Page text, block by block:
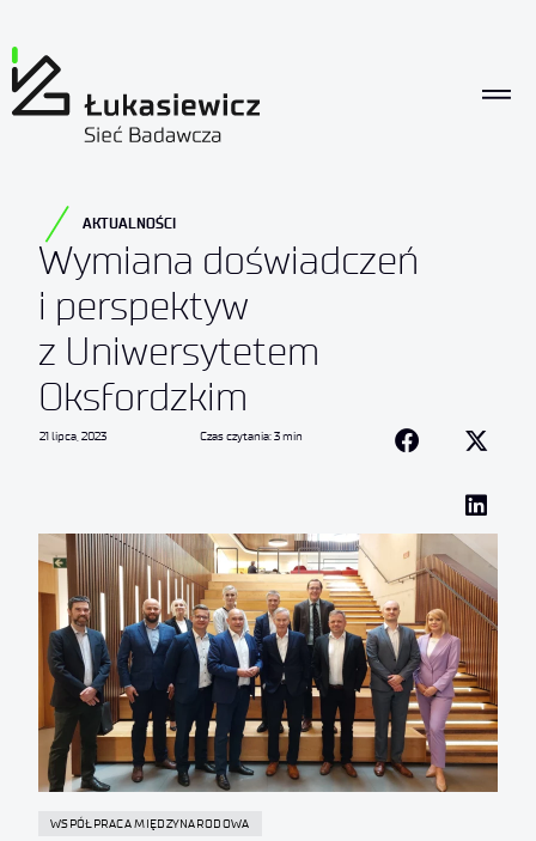
AKTUALNOŚCI
Wymiana doświadczeń
i perspektyw
z Uniwersytetem
Oksfordzkim
21 lipca, 2023 Czas czytania: 3 min
WSPÓŁPRACA MIĘDZYNARODOWA